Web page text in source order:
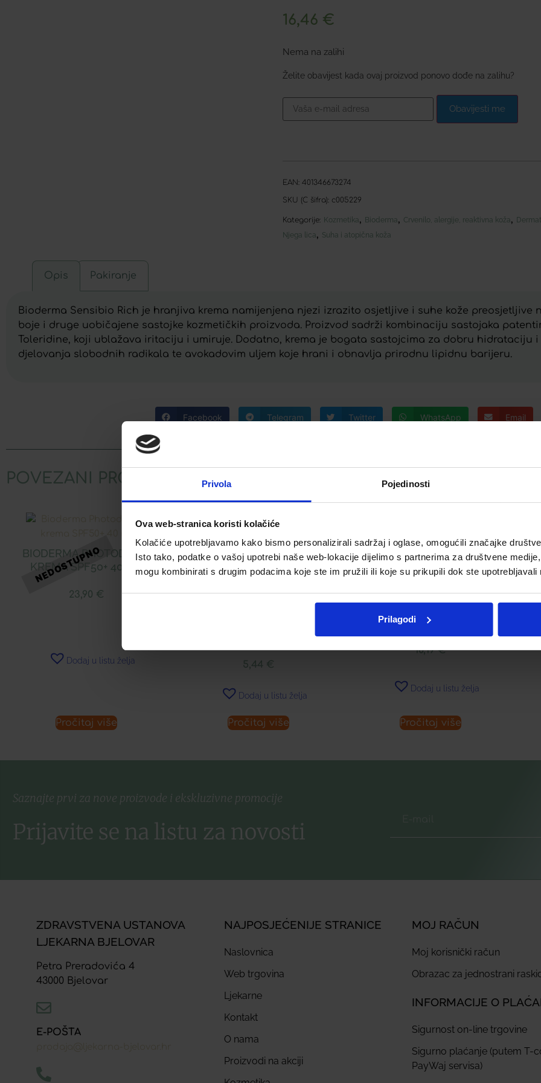
Privola Pojedinosti
Ova web-stranica koristi kolačiće
Kolačiće upotrebljavamo kako bismo personalizirali sadržaj i oglase, omogućili značajke
Isto tako, podatke o vašoj upotrebi naše web-lokacije dijelimo s partnerima za društvene
mogu kombinirati s drugim podacima koje ste im pružili ili koje su prikupili dok ste upotrebljavali
Prilagodi
16,46 €
Nema na zalihi
Želite obavijest kada ovaj proizvod ponovo dođe na zalihu?
Obavijesti me
EAN: 401346673274
SKU (C šifra): c005229
Kategorije: Kozmetika, Bioderma, Crvenilo, alergije, reaktivna koža,
Njega lica, Suha i atopična koža
Opis Pakiranje
Bioderma Sensibio Rich je hranjiva krema namijenjena njezi izrazito osjetljive i suhe kože preosjetljive
boje i druge uobičajene sastojke kozmetičkih proizvoda. Proizvod sadrži kombinaciju sastojaka
Toleridine, koji ublažava iritaciju i umiruje. Dodatno, krema je bogata sastojcima za dobru hidrataciju
djelovanja slobodnih radikala te avokadovim uljem koje hrani i obnavlja prirodnu lipidnu barijeru.
Facebook Telegram Twitter WhatsApp Email
POVEZANI PROIZVODI
BIODERMA PHOTODERM
KREMA SPF50+ 40 ML
23,90 €
Dodaj u listu želja
Pročitaj više
BIODERMA ATODERM STICK
5,44 €
Dodaj u listu želja
Pročitaj više
SPRAY VRLO UMIRUJUĆI
SPREJ ZA SUHU I OSJETLJIVU
KOŽU PROTIV SVRBEŽA
10,19€
Dodaj u listu želja
Pročitaj više
Saznajte prvi za nove proizvode i ekskluzivne promocije
Prijavite se na listu za novosti
ZDRAVSTVENA USTANOVA
LJEKARNA BJELOVAR
Petra Preradovića 4
43000 Bjelovar
E-POŠTA
NAJPOSJEĆENIJE STRANICE
Naslovnica
Web trgovina
Ljekarne
Kontakt
O nama
Proizvodi na akciji
MOJ RAČUN
Moj korisnički račun
Obrazac za jednostrani
INFORMACIJE O
Sigurnost on-line trgovine
Sigurno plaćanje (putem T-
PayWaj servisa)